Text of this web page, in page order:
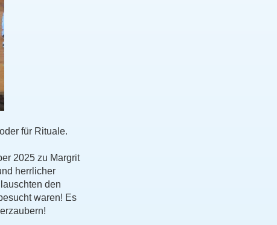
für Rituale.
2025 zu Margrit
herrlicher
den
waren! Es